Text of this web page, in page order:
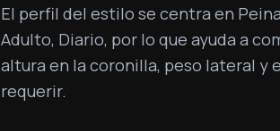
El perfil del estilo se centra en
Adulto, Diario, por lo que ayuda a
altura en la coronilla, peso lateral y
requerir.